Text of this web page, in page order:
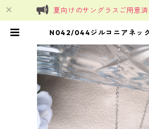
夏向けのサングラスご用意済
N042/044ジルコニアネッ